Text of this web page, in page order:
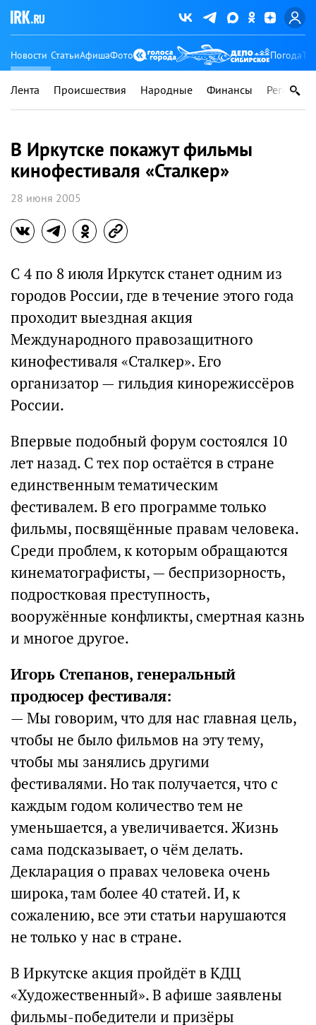
Новости СтатьиАфишаФото Погода
Лента Происшествия Народные Финансы Регионы
В Иркутске покажут фильмы
кинофестиваля «Сталкер»
28 июня 2005
С 4 по 8 июля Иркутск станет одним из
городов России, где в течение этого года
проходит выездная акция
Международного правозащитного
кинофестиваля «Сталкер». Его
организатор — гильдия кинорежиссёров
России.
Впервые подобный форум состоялся 10
лет назад. С тех пор остаётся в стране
единственным тематическим
фестивалем. В его программе только
фильмы, посвящённые правам человека.
Среди проблем, к которым обращаются
кинематографисты, — беспризорность,
подростковая преступность,
вооружённые конфликты, смертная казнь
и многое другое.
Игорь Степанов, генеральный
продюсер фестиваля:
— Мы говорим, что для нас главная цель,
чтобы не было фильмов на эту тему,
чтобы мы занялись другими
фестивалями. Но так получается, что с
каждым годом количество тем не
уменьшается, а увеличивается. Жизнь
сама подсказывает, о чём делать.
Декларация о правах человека очень
широка, там более 40 статей. И, к
сожалению, все эти статьи нарушаются
не только у нас в стране.
В Иркутске акция пройдёт в КДЦ
«Художественный». В афише заявлены
фильмы-победители и призёры